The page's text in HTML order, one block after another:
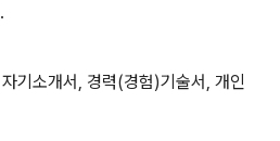
.
자기소개서, 경력(경험)기술서, 개인